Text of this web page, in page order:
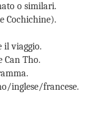
o similari.
Cochichine).
il viaggio.
Can Tho.
inglese/francese.